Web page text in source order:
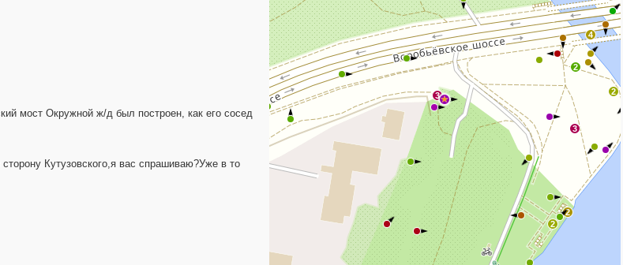
4
3
2
2
3
2
2
мост Окружной ж/д был построен, как его сосед
Кутузовского,я вас спрашиваю?Уже в то